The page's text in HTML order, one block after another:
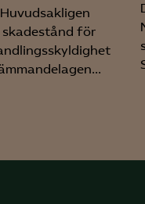
Ads
för